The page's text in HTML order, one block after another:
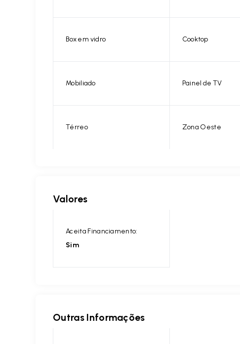
Box em vidro Cooktop
Mobiliado Painel de TV
Térreo Zona Oeste
Valores
Aceita Financiamento:
Sim
Outras Informações